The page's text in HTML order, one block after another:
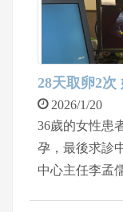
「自體肱二頭
肩痛、抬舉無
手術歷時約2
教學，抬手寫
薦就醫。
28天取卵2次
2026/1/20
36歲的女性患
孕，最後求診
中心主任李孟